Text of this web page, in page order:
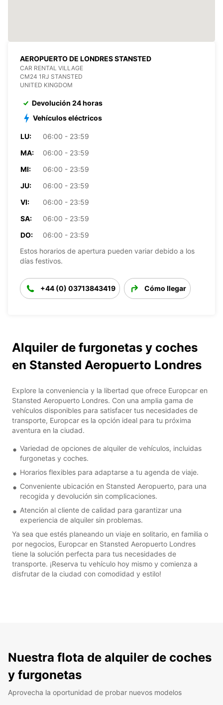
AEROPUERTO DE LONDRES STANSTED
CAR RENTAL VILLAGE
CM24 1RJ STANSTED
UNITED KINGDOM
Devolución 24 horas
Vehículos eléctricos
LU:
06:00 - 23:59
MA:
06:00 - 23:59
MI:
06:00 - 23:59
JU:
06:00 - 23:59
VI:
06:00 - 23:59
SA:
06:00 - 23:59
DO:
06:00 - 23:59
Estos horarios de apertura pueden variar debido a los
días festivos.
+44 (0) 03713843419 Cómo llegar
Alquiler de furgonetas y coches
en Stansted Aeropuerto Londres
Explore la conveniencia y la libertad que ofrece Europcar en
Stansted Aeropuerto Londres. Con una amplia gama de
vehículos disponibles para satisfacer tus necesidades de
transporte, Europcar es la opción ideal para tu próxima
aventura en la ciudad.
Variedad de opciones de alquiler de vehículos, incluidas
furgonetas y coches.
Horarios flexibles para adaptarse a tu agenda de viaje.
Conveniente ubicación en Stansted Aeropuerto, para una
recogida y devolución sin complicaciones.
Atención al cliente de calidad para garantizar una
experiencia de alquiler sin problemas.
Ya sea que estés planeando un viaje en solitario, en familia o
por negocios, Europcar en Stansted Aeropuerto Londres
tiene la solución perfecta para tus necesidades de
transporte. ¡Reserva tu vehículo hoy mismo y comienza a
disfrutar de la ciudad con comodidad y estilo!
Nuestra flota de alquiler de coches
y furgonetas
Aprovecha la oportunidad de probar nuevos modelos